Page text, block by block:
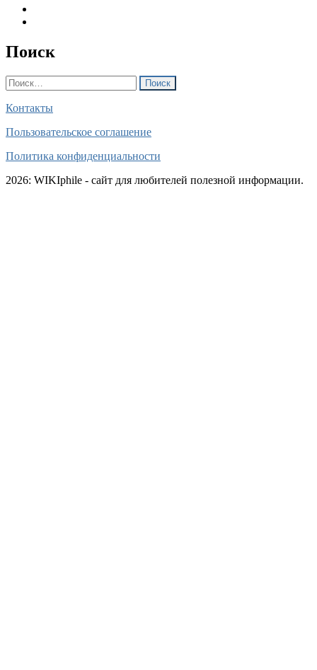
Поиск
Найти:
Контакты
Пользовательское соглашение
Политика конфиденциальности
2026: WIKIphile - сайт для любителей полезной информации.